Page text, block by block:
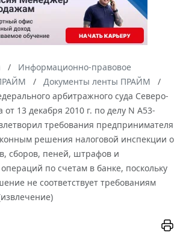
Информационно-правовое
Документы ленты ПРАЙМ
арбитражного суда Северо-
от 13 декабря 2010 г. по делу N А53-
требования предпринимателя
решения налоговой инспекции о
сборов, пеней, штрафов и
по счетам в банке, поскольку
не соответствует требованиям